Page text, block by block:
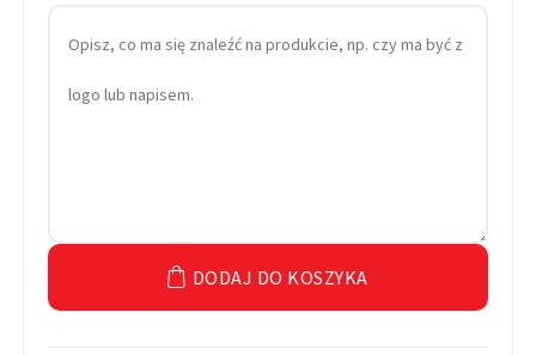
DODAJ DO KOSZYKA